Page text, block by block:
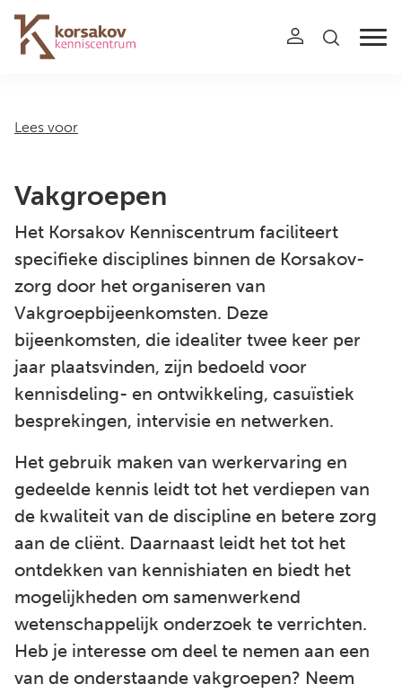
Navigation
Lees voor
Vakgroepen
Het Korsakov Kenniscentrum faciliteert
specifieke disciplines binnen de Korsakov-
zorg door het organiseren van
Vakgroepbijeenkomsten. Deze
bijeenkomsten, die idealiter twee keer per
jaar plaatsvinden, zijn bedoeld voor
kennisdeling- en ontwikkeling, casuïstiek
besprekingen, intervisie en netwerken.
Het gebruik maken van werkervaring en
gedeelde kennis leidt tot het verdiepen van
de kwaliteit van de discipline en betere zorg
aan de cliënt. Daarnaast leidt het tot het
ontdekken van kennishiaten en biedt het
mogelijkheden om samenwerkend
wetenschappelijk onderzoek te verrichten.
Heb je interesse om deel te nemen aan een
van de onderstaande vakgroepen? Neem